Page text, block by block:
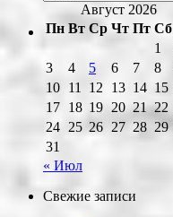
Август 2026
Пн Вт Ср Чт Пт Сб
1
3
4 5 6 7 8
10 11 12 13 14 15
17 18 19 20 21 22
24 25 26 27 28 29
31
« Июл
Свежие записи